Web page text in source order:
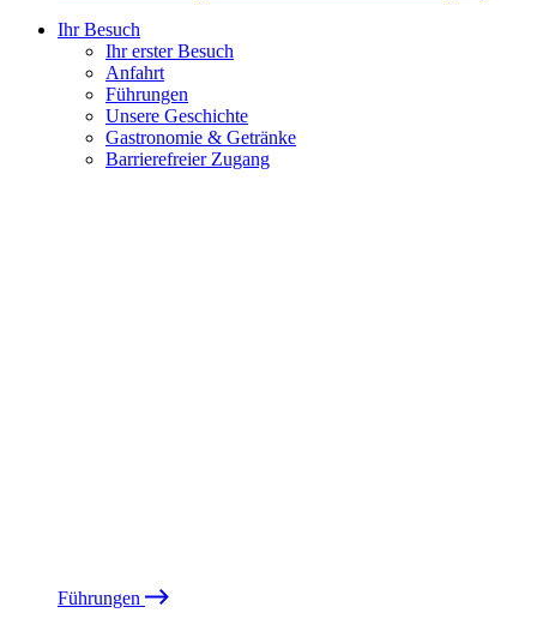
Ihr Besuch
Ihr erster Besuch
Anfahrt
Führungen
Unsere Geschichte
Gastronomie & Getränke
Barrierefreier Zugang
Führungen